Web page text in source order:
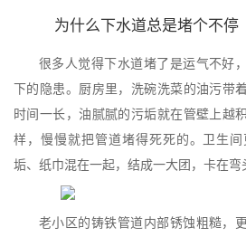
为什么下水道总是堵个不停
很多人觉得下水道堵了是运气不好
下的隐患。厨房里，洗碗洗菜的油污带
时间一长，油腻腻的污垢就在管壁上越
样，慢慢就把管道堵得死死的。卫生
垢、纸巾混在一起，结成一大团，卡在弯
老小区的铸铁管道内部锈蚀粗糙，